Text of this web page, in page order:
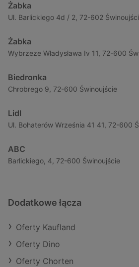
Żabka
Ul. Barlickiego 4d / 2, 72-602
Żabka
Wybrzeze Władysława Iv 11, 72-600
Biedronka
Chrobrego 9, 72-600 Świnoujście
Lidl
Ul. Bohaterów Września 41 41, 72-600
ABC
Barlickiego, 4, 72-600 Świnoujście
Dodatkowe łącza
Oferty Kaufland
Oferty Dino
Oferty Chorten